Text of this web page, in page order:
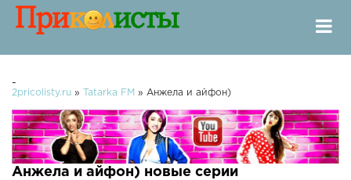
-
2pricolisty.ru » Tatarka FM » Анжела и айфон)
Анжела и айфон) новые серии